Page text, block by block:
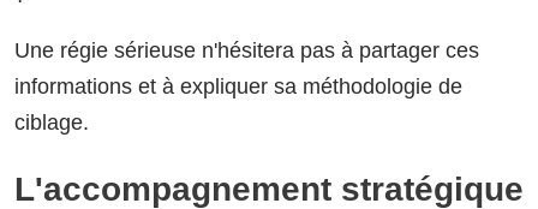
Une régie sérieuse n'hésitera pas à partager ces
informations et à expliquer sa méthodologie de
ciblage.
L'accompagnement stratégique